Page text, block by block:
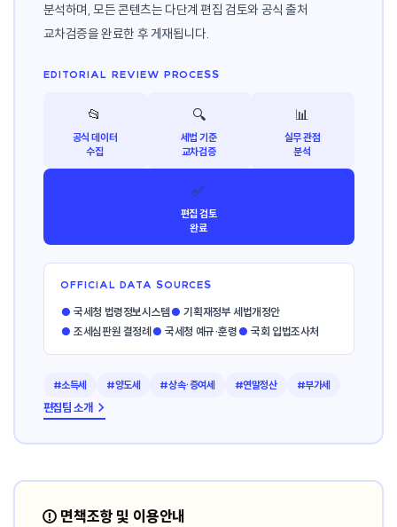
분석하며, 모든 콘텐츠는 다단계 편집 검토와 공식 출처
교차검증을 완료한 후 게재됩니다.
EDITORIAL REVIEW PROCESS
📂
공식 데이터
수집
🔍
세법 기준
교차검증
📊
실무 관점
분석
✅
편집 검토
완료
OFFICIAL DATA SOURCES
● 국세청 법령정보시스템● 기획재정부 세법개정안
● 조세심판원 결정례 ● 국세청 예규·훈령● 국회 입법조사처
#소득세 #양도세 #상속·증여세 #연말정산 #부가세
편집팀 소개 →
⚠️ 면책조항 및 이용안내